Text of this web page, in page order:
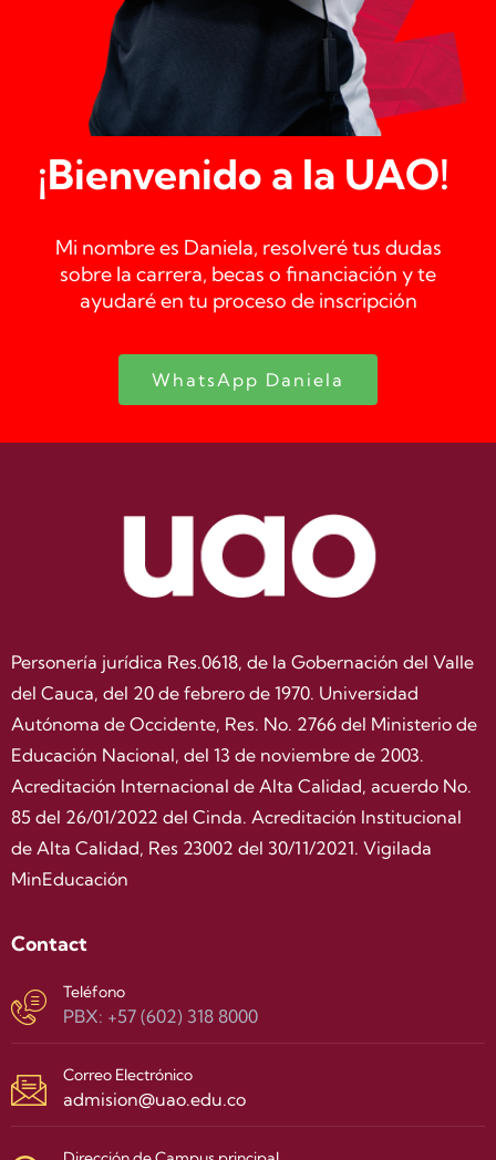
¡Bienvenido a la UAO!
Mi nombre es Daniela, resolveré tus dudas
sobre la carrera, becas o financiación y te
ayudaré en tu proceso de inscripción
WhatsApp Daniela
Personería jurídica Res.0618, de la Gobernación del Valle
del Cauca, del 20 de febrero de 1970. Universidad
Autónoma de Occidente, Res. No. 2766 del Ministerio de
Educación Nacional, del 13 de noviembre de 2003.
Acreditación Internacional de Alta Calidad, acuerdo No.
85 del 26/01/2022 del Cinda. Acreditación Institucional
de Alta Calidad, Res 23002 del 30/11/2021. Vigilada
MinEducación
Contact
Teléfono
PBX: +57 (602) 318 8000
Correo Electrónico
admision@uao.edu.co